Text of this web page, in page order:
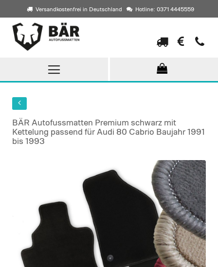
Versandkostenfrei in Deutschland Hotline: 0371 4445559
Direkt
zum
Inhalt
BÄR Autofussmatten Premium schwarz mit
Kettelung passend für Audi 80 Cabrio Baujahr 1991
bis 1993
images
gallery